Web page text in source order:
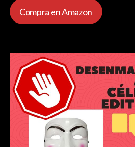
Compra en Amazon